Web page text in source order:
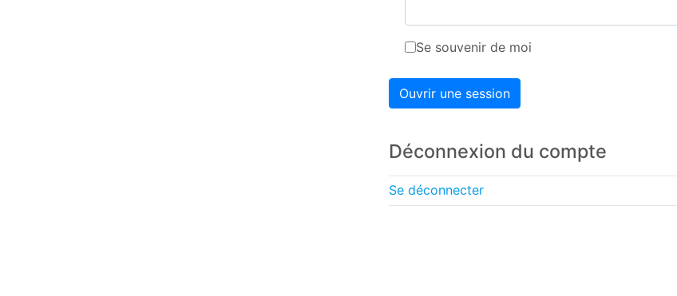
Se souvenir de moi
Ouvrir une session
Déconnexion du compte
Se déconnecter